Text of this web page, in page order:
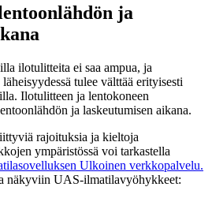
ja
ilotulitteita ei saa ampua, ja
tulee välttää erityisesti
Ilotulitteen ja lentokoneen
ja laskeutumisen aikana.
rajoituksia ja kieltoja
ympäristössä voi tarkastella
Ulkoinen verkkopalvelu.
näkyviin UAS-ilmatilavyöhykkeet: